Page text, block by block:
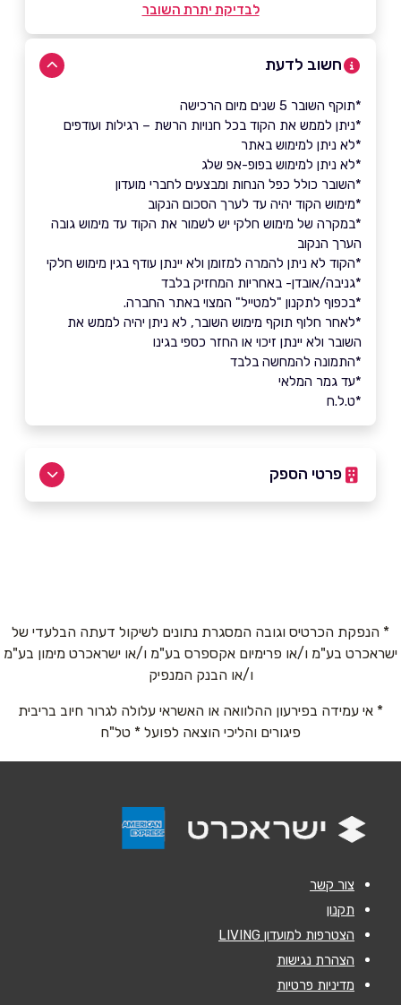
לבדיקת יתרת השובר
חשוב לדעת
*תוקף השובר 5 שנים מיום הרכישה
*ניתן לממש את הקוד בכל חנויות הרשת – רגילות ועודפים
*לא ניתן למימוש באתר
*לא ניתן למימוש בפופ-אפ שלג
*השובר כולל כפל הנחות ומבצעים לחברי מועדון
*מימוש הקוד יהיה עד לערך הסכום הנקוב
*במקרה של מימוש חלקי יש לשמור את הקוד עד מימוש גובה
הערך הנקוב
*הקוד לא ניתן להמרה למזומן ולא יינתן עודף בגין מימוש חלקי
*גניבה/אובדן- באחריות המחזיק בלבד
*בכפוף לתקנון "למטייל" המצוי באתר החברה.
*לאחר חלוף תוקף מימוש השובר, לא ניתן יהיה לממש את
השובר ולא יינתן זיכוי או החזר כספי בגינו
*התמונה להמחשה בלבד
*עד גמר המלאי
*ט.ל.ח
פרטי הספק
טלפון*
הודעה *
* הנפקת הכרטיס וגובה המסגרת נתונים לשיקול דעתה הבלעדי של
ישראכרט בע"מ ו/או פרימיום אקספרס בע"מ ו/או ישראכרט מימון בע"מ
ו/או הבנק המנפיק
* אי עמידה בפירעון ההלוואה או האשראי עלולה לגרור חיוב בריבית
פיגורים והליכי הוצאה לפועל * טל"ח
צור קשר
תקנון
הצטרפות למועדון LIVING
הצהרת נגישות
מדיניות פרטיות